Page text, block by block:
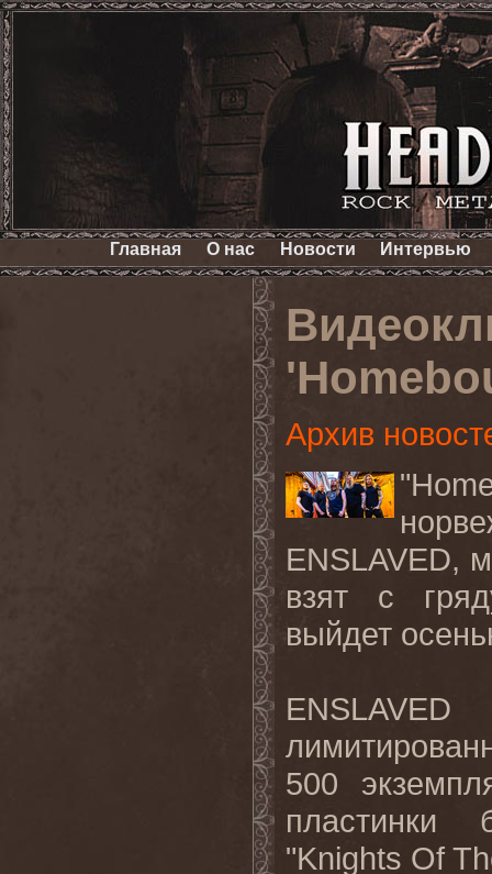
Главная О нас Новости Интервью
Архив
"
ENSLAVED,
взят с
выйдет
ENSLAVED
500
пластинки
"Knights Of